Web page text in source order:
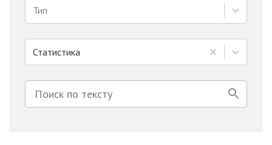
Тип
Статистика